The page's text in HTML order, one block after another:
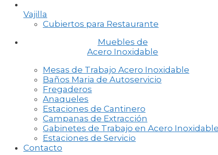
Vajilla
Cubiertos para Restaurante
Muebles de
Acero Inoxidable
Mesas de Trabajo Acero Inoxidable
Baños Maria de Autoservicio
Fregaderos
Anaqueles
Estaciones de Cantinero
Campanas de Extracción
Gabinetes de Trabajo en Acero
Estaciones de Servicio
Contacto